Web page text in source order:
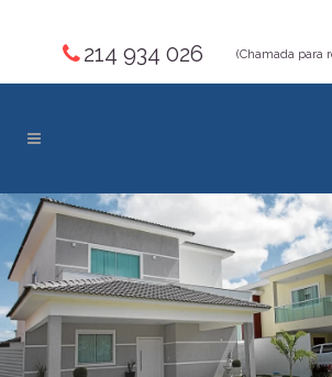
214 934 026 (Chamada para